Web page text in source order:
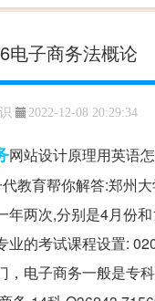
电子商务法概论
2022-12-08 20:29:34
网站设计原理用英语
代教育帮你解答:郑州
年两次,分别是4月份
业的考试课程设置:
，电子商务一般是专